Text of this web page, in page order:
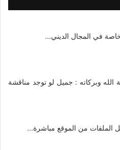
خاصة في المجال الديني...
الله وبركاته : جميل لو توجد مناقشة
من الموقع مباشرة...